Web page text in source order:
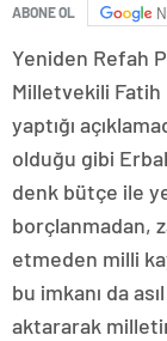
ABONE OL
Yeniden Refah
Milletvekili Fatih
yaptığı
olduğu gibi
denk bütçe ile
borçlanmadan,
etmeden milli
bu imkanı da
aktararak